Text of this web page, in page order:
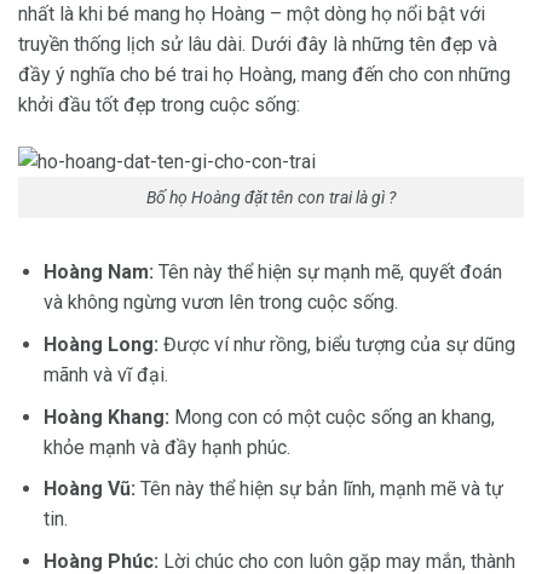
nhất là khi bé mang họ Hoàng – một dòng họ nổi bật với
truyền thống lịch sử lâu dài. Dưới đây là những tên đẹp và
đầy ý nghĩa cho bé trai họ Hoàng, mang đến cho con những
khởi đầu tốt đẹp trong cuộc sống:
Bố họ Hoàng đặt tên con trai là gì ?
Hoàng Nam: Tên này thể hiện sự mạnh mẽ, quyết đoán
và không ngừng vươn lên trong cuộc sống.
Hoàng Long: Được ví như rồng, biểu tượng của sự dũng
mãnh và vĩ đại.
Hoàng Khang: Mong con có một cuộc sống an khang,
khỏe mạnh và đầy hạnh phúc.
Hoàng Vũ: Tên này thể hiện sự bản lĩnh, mạnh mẽ và tự
tin.
Hoàng Phúc: Lời chúc cho con luôn gặp may mắn, thành